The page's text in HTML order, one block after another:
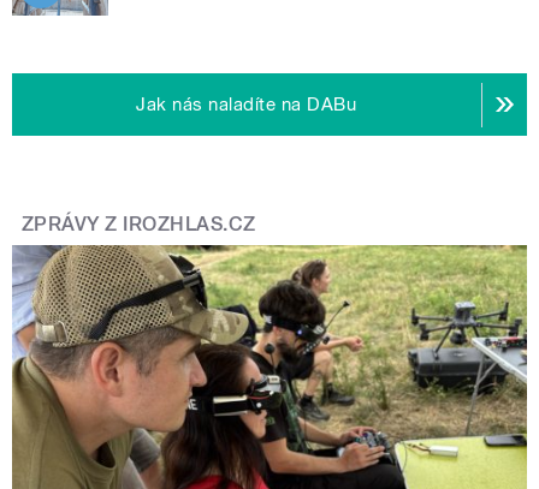
Jak nás naladíte na DABu
ZPRÁVY Z IROZHLAS.CZ